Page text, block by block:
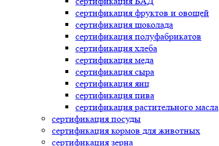
сертификация фруктов и овощей
сертификация шоколада
сертификация полуфабрикатов
сертификация хлеба
сертификация меда
сертификация сыра
сертификация яиц
сертификация пива
сертификация растительного масла
сертификация посуды
сертификация кормов для животных
сертификация зерна